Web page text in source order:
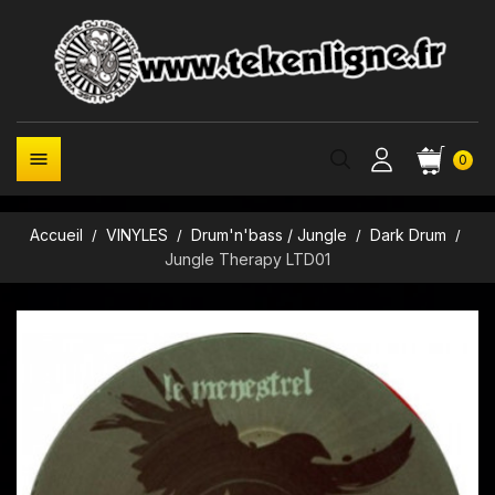
0

Accueil VINYLES Drum'n'bass / Jungle
Dark Drum
Jungle Therapy LTD01